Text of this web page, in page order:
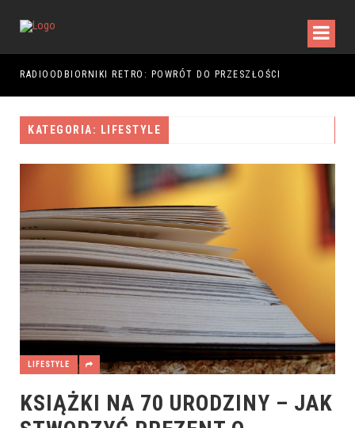
RADIOODBIORNIKI RETRO: POWRÓT DO PRZESZŁOŚCI
KATEGORIA: LIFESTYLE
LIFESTYLE
KSIĄŻKI NA 70 URODZINY – JAK